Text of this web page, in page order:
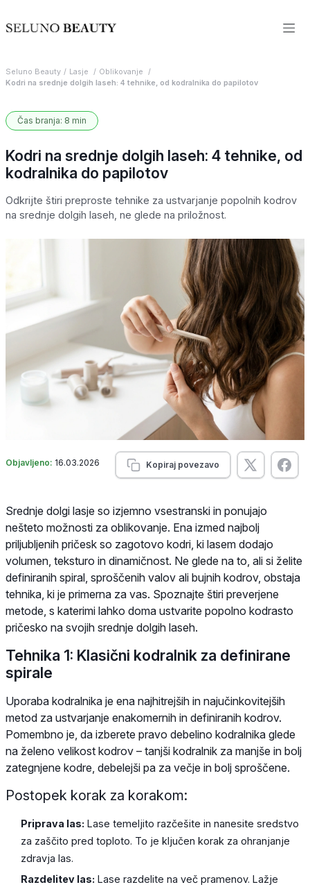
Seluno Beauty Lasje
Oblikovanje
Kodri na srednje dolgih laseh: 4 tehnike, od kodralnika do papilotov
Čas branja: 8 min
Kodri na srednje dolgih laseh: 4 tehnike, od
kodralnika do papilotov
Odkrijte štiri preproste tehnike za ustvarjanje popolnih kodrov
na srednje dolgih laseh, ne glede na priložnost.
Objavljeno: 16.03.2026 Kopiraj povezavo
Srednje dolgi lasje so izjemno vsestranski in ponujajo
nešteto možnosti za oblikovanje. Ena izmed najbolj
priljubljenih pričesk so zagotovo kodri, ki lasem dodajo
volumen, teksturo in dinamičnost. Ne glede na to, ali si želite
definiranih spiral, sproščenih valov ali bujnih kodrov, obstaja
tehnika, ki je primerna za vas. Spoznajte štiri preverjene
metode, s katerimi lahko doma ustvarite popolno kodrasto
pričesko na svojih srednje dolgih laseh.
Tehnika 1: Klasični kodralnik za definirane
spirale
Uporaba kodralnika je ena najhitrejših in najučinkovitejših
metod za ustvarjanje enakomernih in definiranih kodrov.
Pomembno je, da izberete pravo debelino kodralnika glede
na želeno velikost kodrov – tanjši kodralnik za manjše in bolj
zategnjene kodre, debelejši pa za večje in bolj sproščene.
Postopek korak za korakom:
Priprava las: Lase temeljito razčešite in nanesite sredstvo
za zaščito pred toploto. To je ključen korak za ohranjanje
zdravja las.
Razdelitev las: Lase razdelite na več pramenov. Lažje